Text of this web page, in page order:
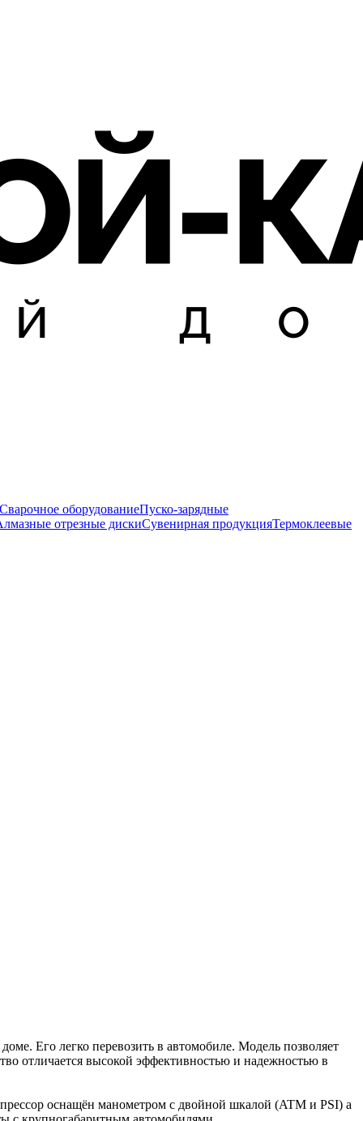
Сварочное оборудованиеПуско-зарядные
отрезные дискиСувенирная продукцияТермоклеевые
Его легко перевозить в автомобиле. Модель позволяет
отличается высокой эффективностью и надежностью в
оснащён манометром с двойной шкалой (ATM и PSI) а